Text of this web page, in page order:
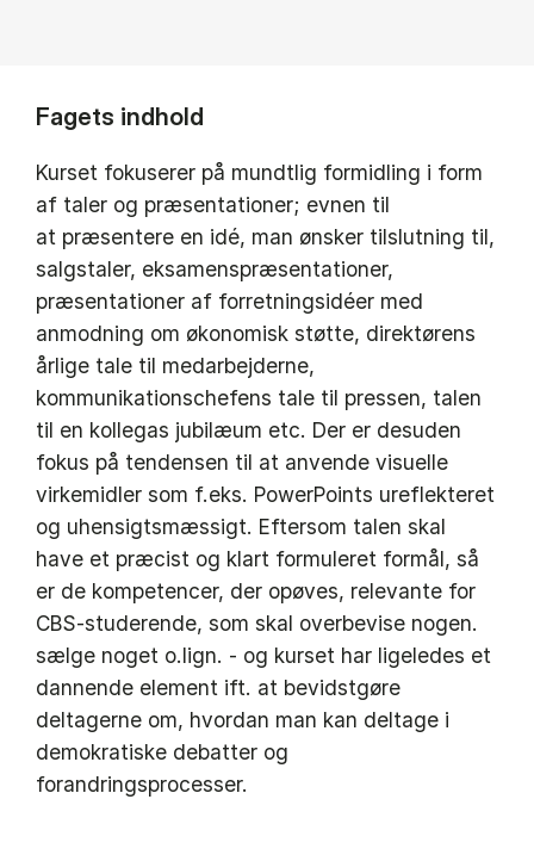
Fagets indhold
Kurset fokuserer på mundtlig formidling i form
af taler og præsentationer; evnen til
at præsentere en idé, man ønsker tilslutning til,
salgstaler, eksamenspræsentationer,
præsentationer af forretningsidéer med
anmodning om økonomisk støtte, direktørens
årlige tale til medarbejderne,
kommunikationschefens tale til pressen, talen
til en kollegas jubilæum etc. Der er desuden
fokus på tendensen til at anvende visuelle
virkemidler som f.eks. PowerPoints ureflekteret
og uhensigtsmæssigt. Eftersom talen skal
have et præcist og klart formuleret formål, så
er de kompetencer, der opøves, relevante for
CBS-studerende, som skal overbevise nogen.
sælge noget o.lign. - og kurset har ligeledes et
dannende element ift. at bevidstgøre
deltagerne om, hvordan man kan deltage i
demokratiske debatter og
forandringsprocesser.